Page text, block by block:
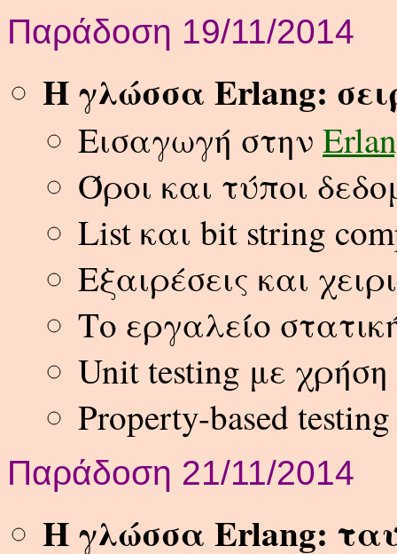
Παράδοση 19/11/2014
H γλώσσα Erlang:
Εισαγωγή στην
Όροι και τύποι
List και bit string
Εξαιρέσεις και
Το εργαλείο
Unit testing με
Property-based
Παράδοση 21/11/2014
H γλώσσα Erlang: